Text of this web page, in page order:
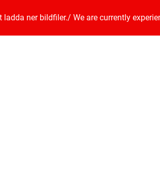
ladda ner bildfiler./ We are currently